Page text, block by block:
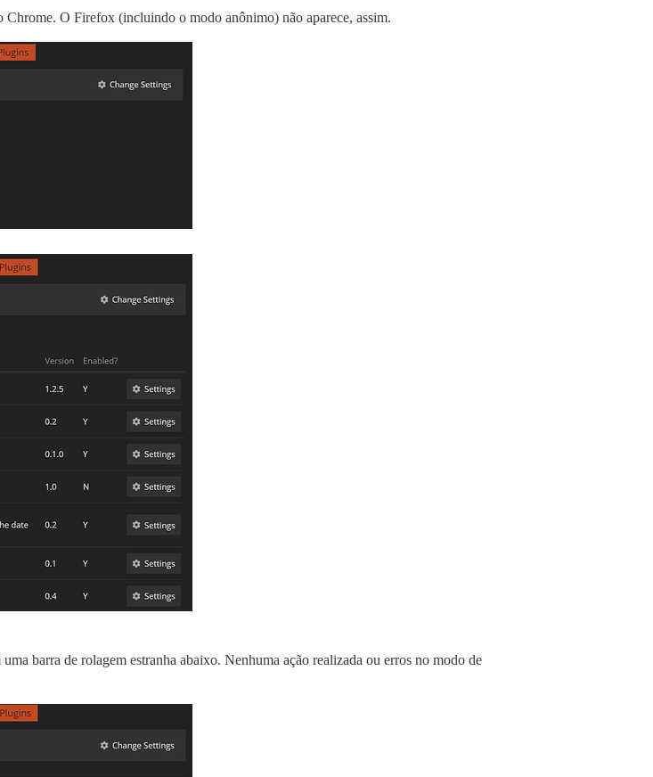
O Firefox (incluindo o modo anônimo) não aparece, assim.
barra de rolagem estranha abaixo. Nenhuma ação realizada ou erros no modo de